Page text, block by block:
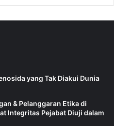
yang Tak Diakui Dunia
& Pelanggaran Etika di
Integritas Pejabat Diuji dalam